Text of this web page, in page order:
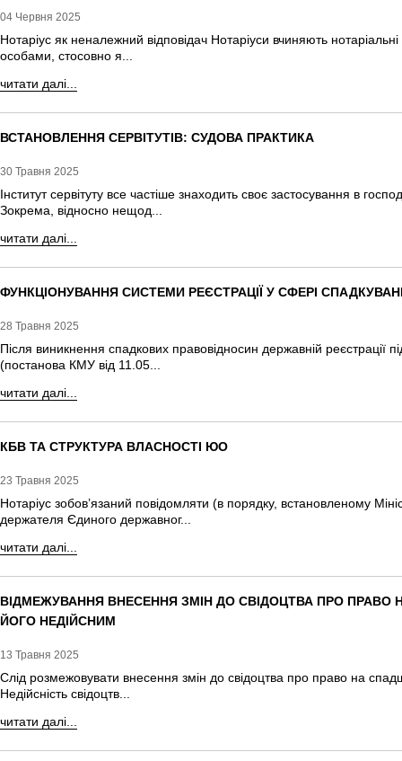
04 Червня 2025
Нотаріус як неналежний відповідач Нотаріуси вчиняють
особами, стосовно я...
читати далі...
ВСТАНОВЛЕННЯ СЕРВІТУТІВ: СУДОВА ПРАКТИКА
30 Травня 2025
Інститут сервітуту все частіше знаходить своє застосування в
Зокрема, відносно нещод...
читати далі...
ФУНКЦІОНУВАННЯ СИСТЕМИ РЕЄСТРАЦІЇ У СФЕРІ
28 Травня 2025
Після виникнення спадкових правовідносин державній реєстрації
(постанова КМУ від 11.05...
читати далі...
КБВ ТА СТРУКТУРА ВЛАСНОСТІ ЮО
23 Травня 2025
Нотаріус зобов’язаний повідомляти (в порядку, встановленому
держателя Єдиного державног...
читати далі...
ВІДМЕЖУВАННЯ ВНЕСЕННЯ ЗМІН ДО СВІДОЦТВА ПРО ПРАВО
ЙОГО НЕДІЙСНИМ
13 Травня 2025
Слід розмежовувати внесення змін до свідоцтва про право на
Недійсність свідоцтв...
читати далі...